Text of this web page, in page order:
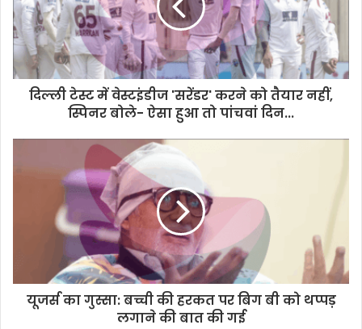
दिल्ली टेस्ट में वेस्टइंडीज 'सरेंडर' करने को तैयार नहीं,
स्पिनर बोले- ऐसा हुआ तो पांचवां दिन...
यूजर्स का गुस्सा: बच्ची की हरकत पर बिग बी को थप्पड़
लगाने की बात की गई